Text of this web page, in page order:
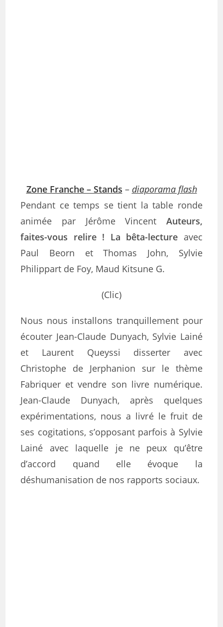
Zone Franche – Stands – diaporama flash
Pendant ce temps se tient la table ronde
animée par Jérôme Vincent Auteurs,
faites-vous relire ! La bêta-lecture avec
Paul Beorn et Thomas John, Sylvie
Philippart de Foy, Maud Kitsune G.
(Clic)
Nous nous installons tranquillement pour
écouter Jean-Claude Dunyach, Sylvie Lainé
et Laurent Queyssi disserter avec
Christophe de Jerphanion sur le thème
Fabriquer et vendre son livre numérique.
Jean-Claude Dunyach, après quelques
expérimentations, nous a livré le fruit de
ses cogitations, s’opposant parfois à Sylvie
Lainé avec laquelle je ne peux qu’être
d’accord quand elle évoque la
déshumanisation de nos rapports sociaux.